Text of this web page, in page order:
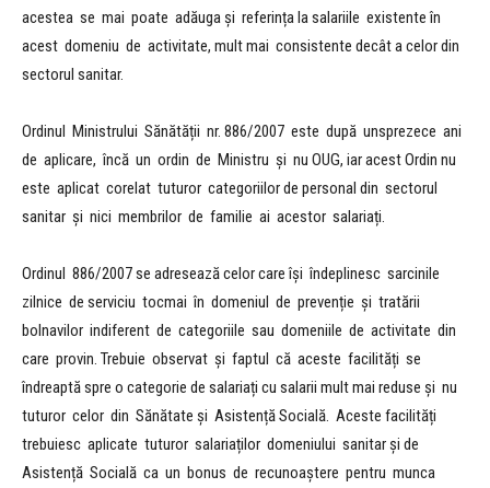
acestea se mai poate adăuga și referința la salariile existente în
acest domeniu de activitate, mult mai consistente decât a celor din
sectorul sanitar.
Ordinul Ministrului Sănătății nr. 886/2007 este după unsprezece ani
de aplicare, încă un ordin de Ministru și nu OUG, iar acest Ordin nu
este aplicat corelat tuturor categoriilor de personal din sectorul
sanitar și nici membrilor de familie ai acestor salariați.
Ordinul 886/2007 se adresează celor care își îndeplinesc sarcinile
zilnice de serviciu tocmai în domeniul de prevenție și tratării
bolnavilor indiferent de categoriile sau domeniile de activitate din
care provin. Trebuie observat și faptul că aceste facilități se
îndreaptă spre o categorie de salariați cu salarii mult mai reduse și nu
tuturor celor din Sănătate și Asistență Socială. Aceste facilități
trebuiesc aplicate tuturor salariaților domeniului sanitar și de
Asistență Socială ca un bonus de recunoaștere pentru munca